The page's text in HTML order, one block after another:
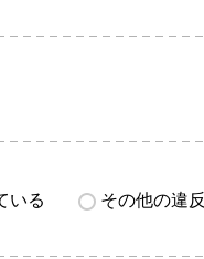
いる その他の違反